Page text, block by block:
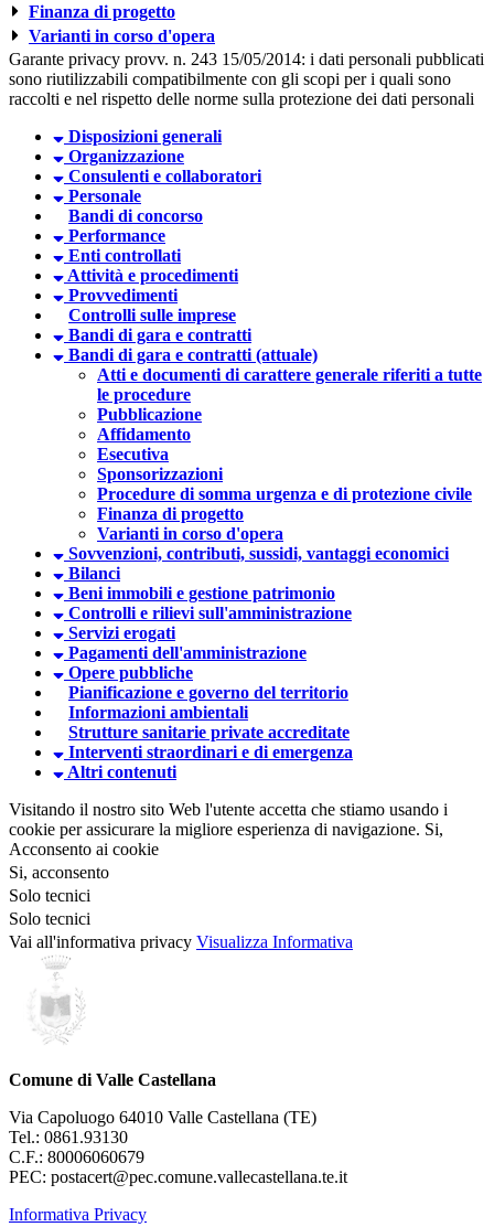
Finanza di progetto
Varianti in corso d'opera
Garante privacy provv. n. 243 15/05/2014: i dati personali pubblicati
sono riutilizzabili compatibilmente con gli scopi per i quali sono
raccolti e nel rispetto delle norme sulla protezione dei dati personali
Disposizioni generali
Organizzazione
Consulenti e collaboratori
Personale
Bandi di concorso
Performance
Enti controllati
Attività e procedimenti
Provvedimenti
Controlli sulle imprese
Bandi di gara e contratti
Bandi di gara e contratti (attuale)
Atti e documenti di carattere generale riferiti a tutte
le procedure
Pubblicazione
Affidamento
Esecutiva
Sponsorizzazioni
Procedure di somma urgenza e di protezione civile
Finanza di progetto
Varianti in corso d'opera
Sovvenzioni, contributi, sussidi, vantaggi economici
Bilanci
Beni immobili e gestione patrimonio
Controlli e rilievi sull'amministrazione
Servizi erogati
Pagamenti dell'amministrazione
Opere pubbliche
Pianificazione e governo del territorio
Informazioni ambientali
Strutture sanitarie private accreditate
Interventi straordinari e di emergenza
Altri contenuti
Visitando il nostro sito Web l'utente accetta che stiamo usando i
cookie per assicurare la migliore esperienza di navigazione. Si,
Acconsento ai cookie
Si, acconsento
Solo tecnici
Solo tecnici
Vai all'informativa privacy Visualizza Informativa
Comune di Valle Castellana
Via Capoluogo 64010 Valle Castellana (TE)
Tel.: 0861.93130
C.F.: 80006060679
PEC: postacert@pec.comune.vallecastellana.te.it
Informativa Privacy